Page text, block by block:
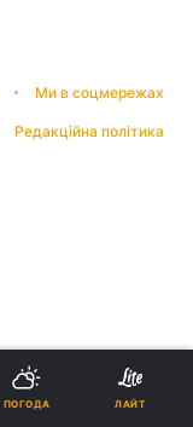
Ми в соцмережах
Редакційна політика
ПОГОДА ЛАЙТ